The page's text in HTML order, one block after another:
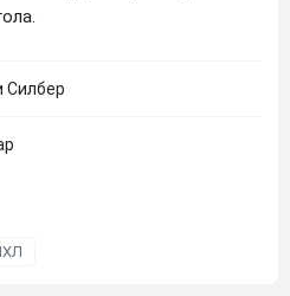
Силбер